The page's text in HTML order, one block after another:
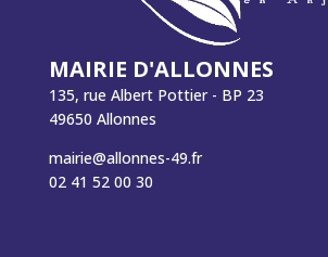
MAIRIE D'ALLONNES
135, rue Albert Pottier - BP 23
49650 Allonnes
mairie@allonnes-49.fr
02 41 52 00 30